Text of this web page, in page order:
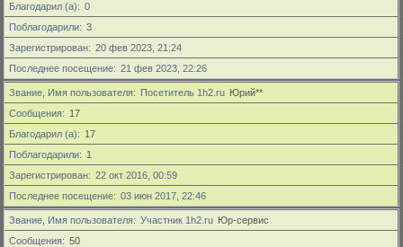
Благодарил (а)
0
Поблагодарили
3
Зарегистрирован
20 фев 2023, 21:24
Последнее посещение
21 фев 2023, 22:26
Звание, Имя пользователя Посетитель 1h2.ru Юрий**
Сообщения
17
Благодарил (а)
17
Поблагодарили
1
Зарегистрирован
22 окт 2016, 00:59
Последнее посещение
03 июн 2017, 22:46
Звание, Имя пользователя Участник 1h2.ru Юр-сервис
Сообщения
50